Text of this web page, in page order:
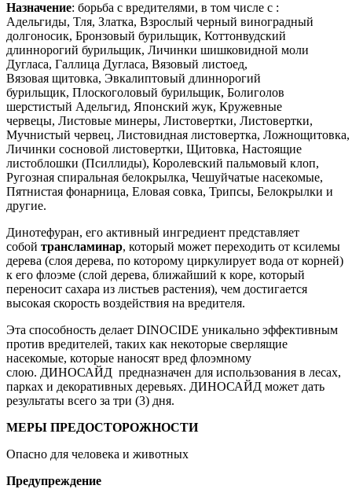
Назначение: борьба с вредителями, в том числе с :
Адельгиды, Тля, Златка, Взрослый черный виноградный
долгоносик, Бронзовый бурильщик, Коттонвудский
длиннорогий бурильщик, Личинки шишковидной моли
Дугласа, Галлица Дугласа, Вязовый листоед,
Вязовая щитовка, Эвкалиптовый длиннорогий
бурильщик, Плоскоголовый бурильщик, Болиголов
шерстистый Адельгид, Японский жук, Кружевные
червецы, Листовые минеры, Листовертки, Листовертки,
Мучнистый червец, Листовидная листовертка, Ложнощитовка,
Личинки сосновой листовертки, Щитовка, Настоящие
листоблошки (Псиллиды), Королевский пальмовый клоп,
Ругозная спиральная белокрылка, Чешуйчатые насекомые,
Пятнистая фонарница, Еловая совка, Трипсы, Белокрылки и
другие.
Динотефуран, его активный ингредиент представляет
собой трансламинар, который может переходить от ксилемы
дерева (слоя дерева, по которому циркулирует вода от корней)
к его флоэме (слой дерева, ближайший к коре, который
переносит сахара из листьев растения), чем достигается
высокая скорость воздействия на вредителя.
Эта способность делает DINOCIDE уникально эффективным
против вредителей, таких как некоторые сверлящие
насекомые, которые наносят вред флоэмному
слою. ДИНОСАЙД предназначен для использования в лесах,
парках и декоративных деревьях. ДИНОСАЙД может дать
результаты всего за три (3) дня.
МЕРЫ ПРЕДОСТОРОЖНОСТИ
Опасно для человека и животных
Предупреждение